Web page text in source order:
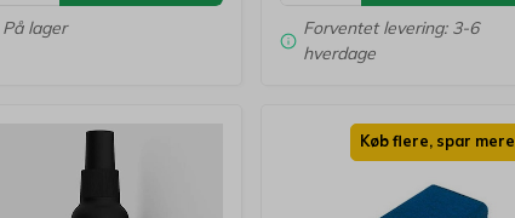
På lager
Forventet levering: 3-6
hverdage
Køb flere, spar mere